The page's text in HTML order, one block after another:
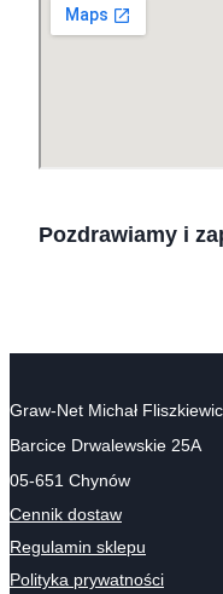
Pozdrawiamy i
Graw-Net Michał
Barcice Drwalewskie 25A
05-651 Chynów
Cennik dostaw
Regulamin sklepu
Polityka prywatności